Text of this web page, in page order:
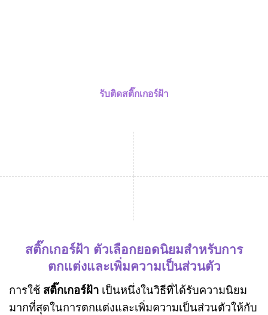
รับติดสติ๊กเกอร์ฝ้า
สติ๊กเกอร์ฝ้า ตัวเลือกยอดนิยมสำหรับการ
ตกแต่งและเพิ่มความเป็นส่วนตัว
การใช้ สติ๊กเกอร์ฝ้า เป็นหนึ่งในวิธีที่ได้รับความนิยม
มากที่สุดในการตกแต่งและเพิ่มความเป็นส่วนตัวให้กับ